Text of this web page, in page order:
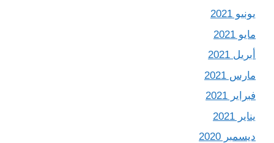
يونيو 2021
مايو 2021
أبريل 2021
مارس 2021
فبراير 2021
يناير 2021
ديسمبر 2020